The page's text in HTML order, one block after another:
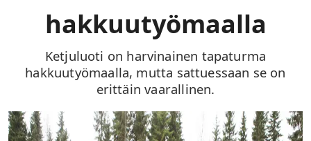
hakkuutyömaalla
Ketjuluoti on harvinainen tapaturma
hakkuutyömaalla, mutta sattuessaan se on
erittäin vaarallinen.